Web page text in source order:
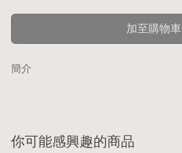
加至購物車
簡介
你可能感興趣的商品